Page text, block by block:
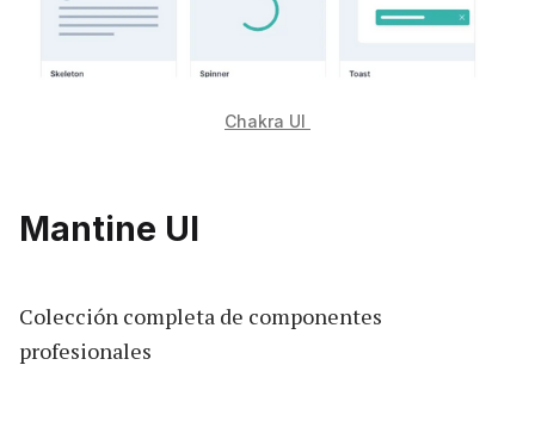
Chakra UI
Mantine UI
Colección completa de componentes
profesionales